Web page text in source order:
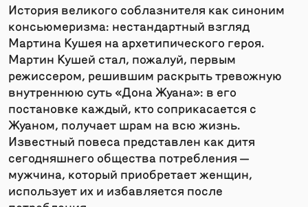
История великого соблазнителя как синоним
консьюмеризма: нестандартный взгляд
Мартина Кушея на архетипического героя.
Мартин Кушей стал, пожалуй, первым
режиссером, решившим раскрыть тревожную
внутреннюю суть «Дона Жуана»: в его
постановке каждый, кто соприкасается с
Жуаном, получает шрам на всю жизнь.
Известный повеса представлен как дитя
сегодняшнего общества потребления —
мужчина, который приобретает женщин,
использует их и избавляется после